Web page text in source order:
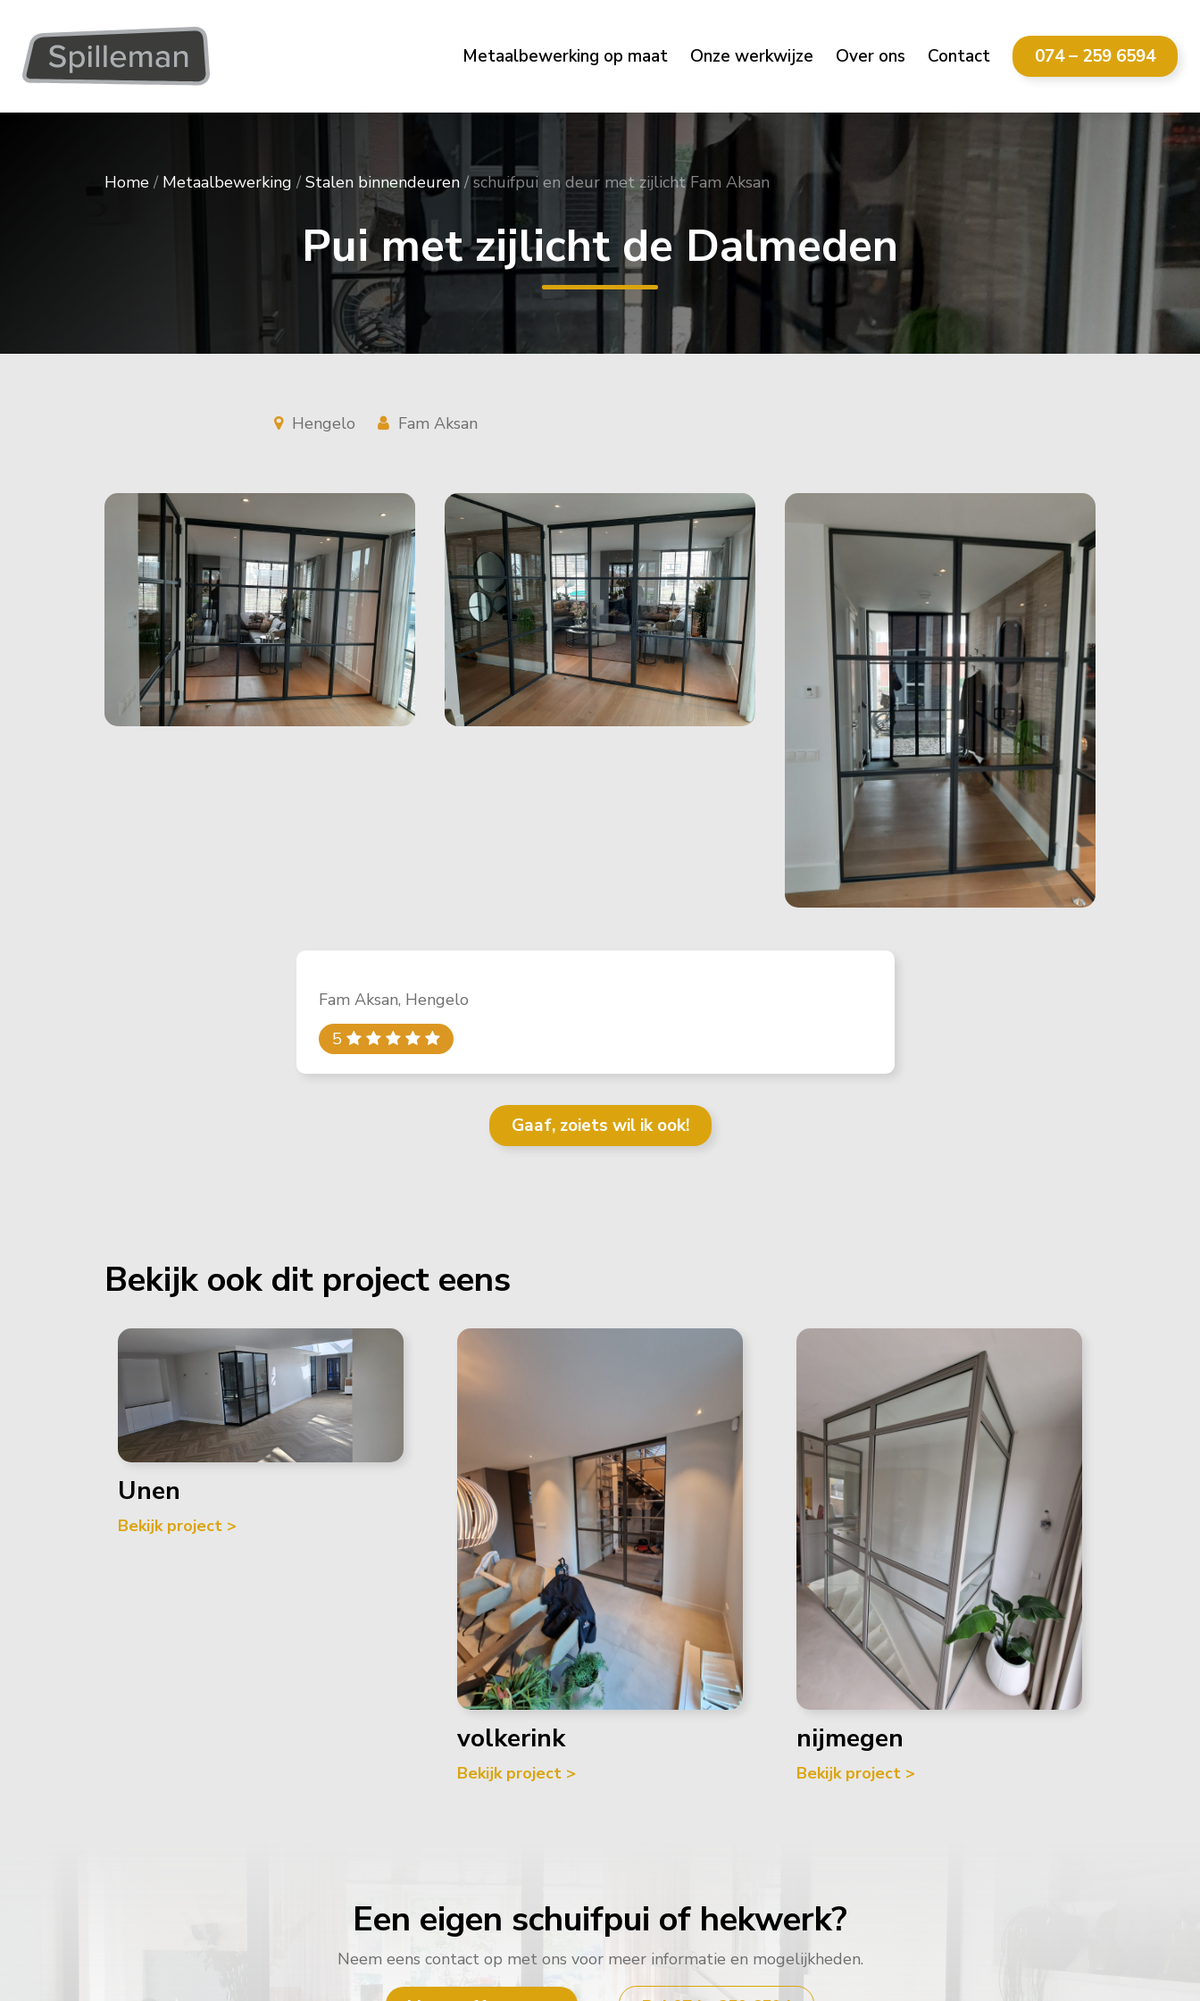
Metaalbewerking op maat Onze werkwijze Over ons Contact 074 – 259 6594
Home / Metaalbewerking / Stalen binnendeuren /schuifpui en deur met zijlicht Fam Aksan
Pui met zijlicht de Dalmeden
Hengelo Fam Aksan
Fam Aksan, Hengelo
5
Gaaf, zoiets wil ik ook!
Bekijk ook dit project eens
Unen
Bekijk project >
volkerink
Bekijk project >
nijmegen
Bekijk project >
Een eigen schuifpui of hekwerk?
Neem eens contact op met ons voor meer informatie en mogelijkheden.